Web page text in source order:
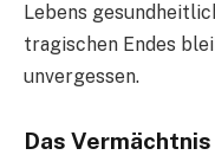
Lebens
tragischen Endes
unvergessen.
Das